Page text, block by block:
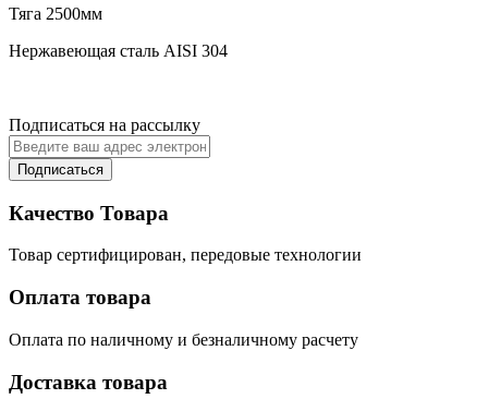
Тяга 2500мм
Нержавеющая сталь AISI 304
Подписаться на рассылку
Подписаться
Качество Товара
Товар сертифицирован, передовые технологии
Оплата товара
Оплата по наличному и безналичному расчету
Доставка товара